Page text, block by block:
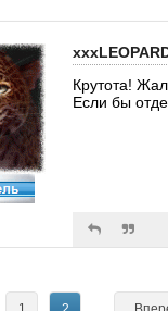
Крутота!
Если бы